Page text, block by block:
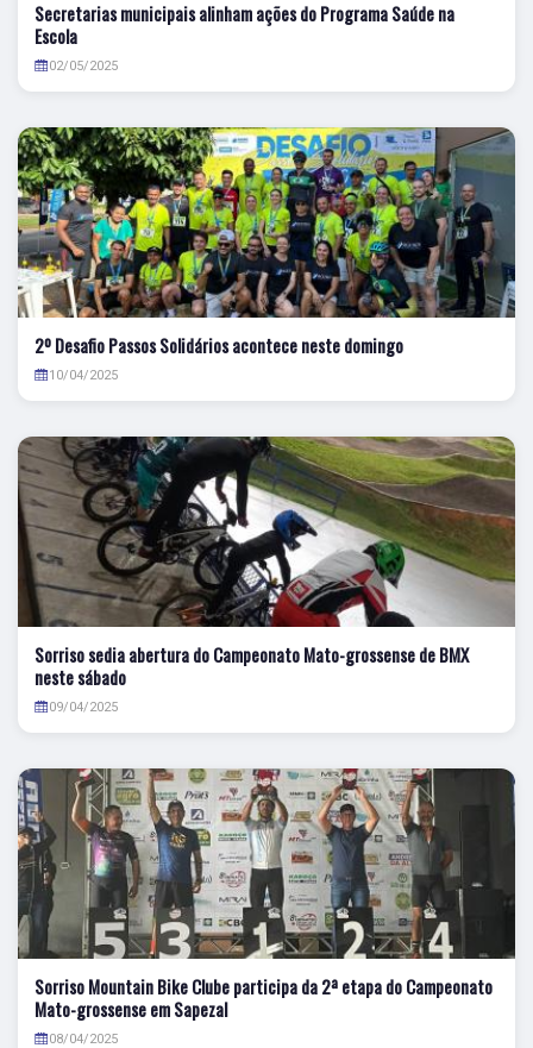
Secretarias municipais alinham ações do Programa Saúde na
Escola
02/05/2025
2º Desafio Passos Solidários acontece neste domingo
10/04/2025
Sorriso sedia abertura do Campeonato Mato-grossense de BMX
neste sábado
09/04/2025
Sorriso Mountain Bike Clube participa da 2ª etapa do Campeonato
Mato-grossense em Sapezal
08/04/2025